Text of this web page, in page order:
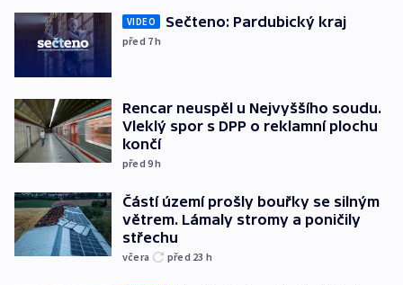
VIDEO Sečteno: Pardubický kraj
před 7h
Rencar neuspěl u Nejvyššího soudu.
Vleklý spor s DPP o reklamní plochu
končí
před 9h
Částí území prošly bouřky se silným
větrem. Lámaly stromy a poničily
střechu
včera před 23 h